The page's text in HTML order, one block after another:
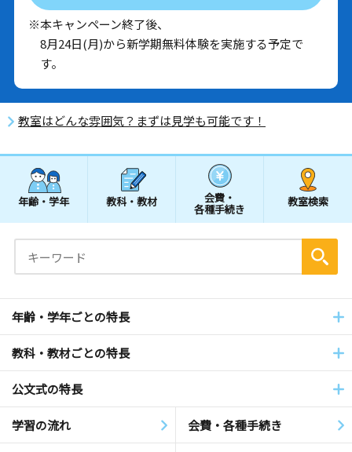
※本キャンペーン終了後、
8月24日(月)から新学期無料体験を実施する予定で
す。
教室はどんな雰囲気？まずは見学も可能です！
年齢・学年 教科・教材 会費・
各種手続き
教室検索
年齢・学年ごとの特長
教科・教材ごとの特長
公文式の特長
学習の流れ 会費・各種手続き